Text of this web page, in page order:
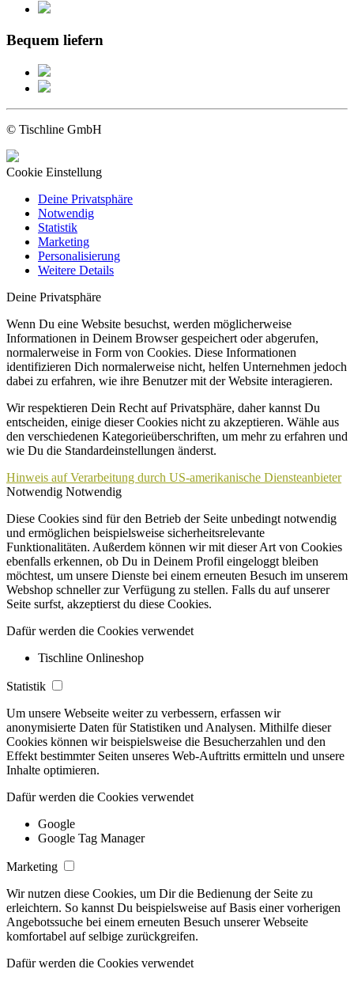
Bequem liefern
© Tischline GmbH
Cookie Einstellung
Deine Privatsphäre
Notwendig
Statistik
Marketing
Personalisierung
Weitere Details
Deine Privatsphäre
Wenn Du eine Website besuchst, werden möglicherweise
Informationen in Deinem Browser gespeichert oder abgerufen,
normalerweise in Form von Cookies. Diese Informationen
identifizieren Dich normalerweise nicht, helfen Unternehmen jedoch
dabei zu erfahren, wie ihre Benutzer mit der Website interagieren.
Wir respektieren Dein Recht auf Privatsphäre, daher kannst Du
entscheiden, einige dieser Cookies nicht zu akzeptieren. Wähle aus
den verschiedenen Kategorieüberschriften, um mehr zu erfahren und
wie Du die Standardeinstellungen änderst.
Hinweis auf Verarbeitung durch US-amerikanische Diensteanbieter
Notwendig Notwendig
Diese Cookies sind für den Betrieb der Seite unbedingt notwendig
und ermöglichen beispielsweise sicherheitsrelevante
Funktionalitäten. Außerdem können wir mit dieser Art von Cookies
ebenfalls erkennen, ob Du in Deinem Profil eingeloggt bleiben
möchtest, um unsere Dienste bei einem erneuten Besuch im unserem
Webshop schneller zur Verfügung zu stellen. Falls du auf unserer
Seite surfst, akzeptierst du diese Cookies.
Dafür werden die Cookies verwendet
Tischline Onlineshop
Statistik
Um unsere Webseite weiter zu verbessern, erfassen wir
anonymisierte Daten für Statistiken und Analysen. Mithilfe dieser
Cookies können wir beispielsweise die Besucherzahlen und den
Effekt bestimmter Seiten unseres Web-Auftritts ermitteln und unsere
Inhalte optimieren.
Dafür werden die Cookies verwendet
Google
Google Tag Manager
Marketing
Wir nutzen diese Cookies, um Dir die Bedienung der Seite zu
erleichtern. So kannst Du beispielsweise auf Basis einer vorherigen
Angebotssuche bei einem erneuten Besuch unserer Webseite
komfortabel auf selbige zurückgreifen.
Dafür werden die Cookies verwendet